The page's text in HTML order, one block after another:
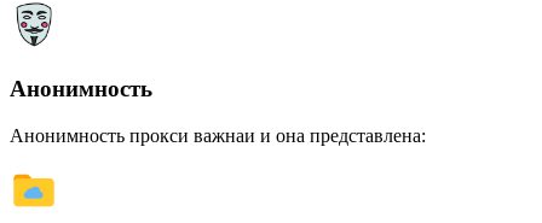
Анонимность
Анонимность прокси важнаи и она представлена: